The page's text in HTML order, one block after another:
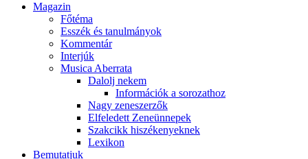
Magazin
Főtéma
Esszék és tanulmányok
Kommentár
Interjúk
Musica Aberrata
Dalolj nekem
Információk a sorozathoz
Nagy zeneszerzők
Elfeledett Zeneünnepek
Szakcikk hiszékenyeknek
Lexikon
Bemutatjuk